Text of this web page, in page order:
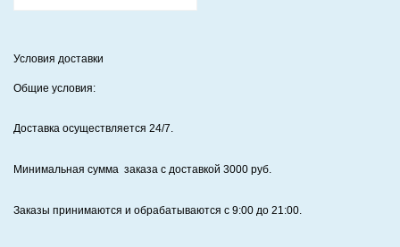
Условия доставки
Общие условия:
Доставка осуществляется 24/7.
Минимальная сумма заказа с доставкой 3000 руб.
Заказы принимаются и обрабатываются с 9:00 до 21:00.